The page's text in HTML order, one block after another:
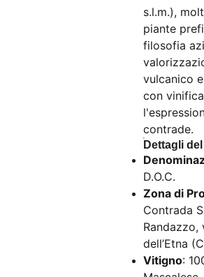
s.l.m.),
piante
filosofia
vulcanico
con
contrade.
Dettagli
D.O.C.
Zona di
Contrada
Randazzo,
dell’Etna
Vitigno: